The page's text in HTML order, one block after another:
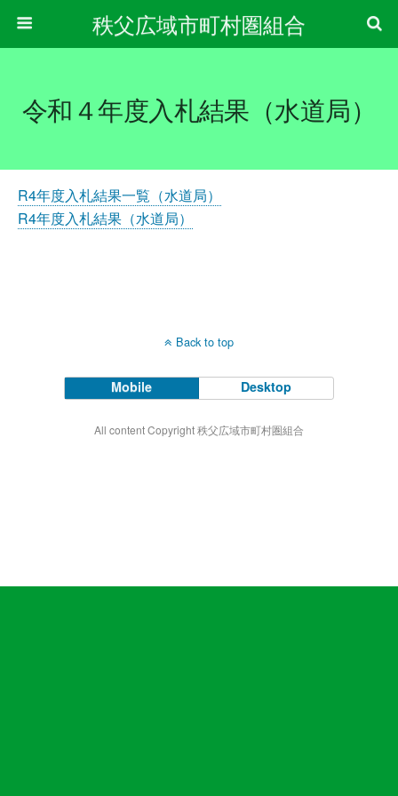
秩父広域市町村圏組合
令和４年度入札結果（水道局）
R4年度入札結果一覧（水道局）
R4年度入札結果（水道局）
Back to top
Mobile Desktop
All content Copyright 秩父広域市町村圏組合